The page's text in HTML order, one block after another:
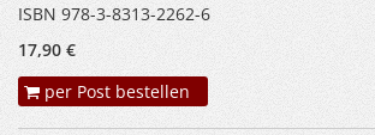
ISBN 978-3-8313-2262-6
17,90 €
per Post bestellen